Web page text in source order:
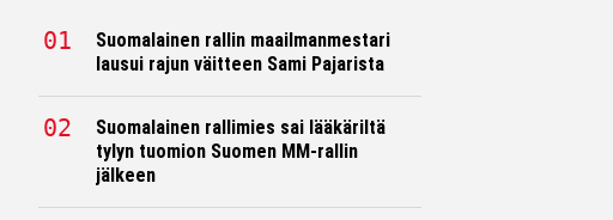
Suomalainen rallin maailmanmestari
lausui rajun väitteen Sami Pajarista
Suomalainen rallimies sai lääkäriltä
tylyn tuomion Suomen MM-rallin
jälkeen